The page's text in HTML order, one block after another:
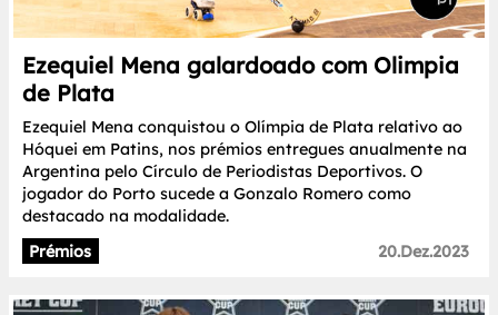
Ezequiel Mena galardoado com Olimpia
de Plata
Ezequiel Mena conquistou o Olímpia de Plata relativo ao
Hóquei em Patins, nos prémios entregues anualmente na
Argentina pelo Círculo de Periodistas Deportivos. O
jogador do Porto sucede a Gonzalo Romero como
destacado na modalidade.
Prémios
20.Dez.2023